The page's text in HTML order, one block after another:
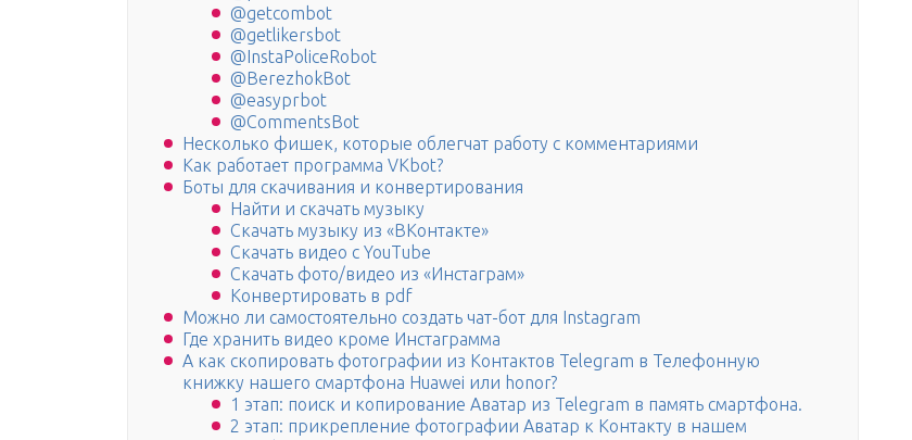
@getcombot
@getlikersbot
@InstaPoliceRobot
@BerezhokBot
@easyprbot
@CommentsBot
Несколько фишек, которые облегчат работу с комментариями
Как работает программа VKbot?
Боты для скачивания и конвертирования
Найти и скачать музыку
Скачать музыку из «ВКонтакте»
Скачать видео с YouTube
Скачать фото/видео из «Инстаграм»
Конвертировать в pdf
Можно ли самостоятельно создать чат-бот для Instagram
Где хранить видео кроме Инстаграмма
А как скопировать фотографии из Контактов Telegram в Телефонную
книжку нашего смартфона Huawei или honor?
1 этап: поиск и копирование Аватар из Telegram в память смартфона.
2 этап: прикрепление фотографии Аватар к Контакту в нашем